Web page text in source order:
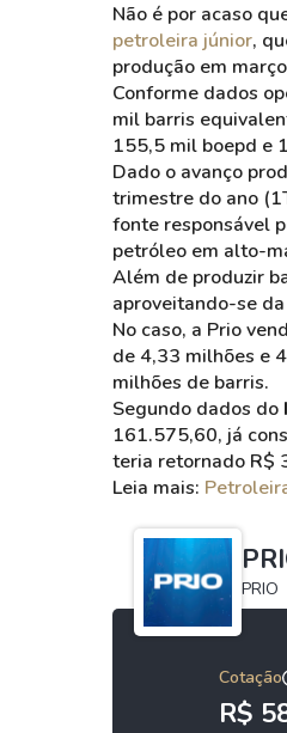
Não é por acaso
petroleira júnior,
produção em
Conforme dados
mil barris
155,5 mil boepd e
Dado o avanço
trimestre do ano
fonte responsável
petróleo em alto-
Além de produzir
aproveitando-se da
No caso, a Prio
de 4,33 milhões e
milhões de barris.
Segundo dados do
161.575,60, já
teria retornado R$
Leia mais:
PRIO
Cotação
R$